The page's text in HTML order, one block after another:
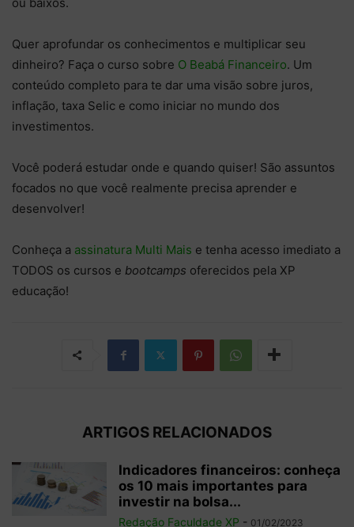
Quer aprofundar os conhecimentos e multiplicar seu
dinheiro? Faça o curso sobre O Beabá Financeiro. Um
conteúdo completo para te dar uma visão sobre juros,
inflação, taxa Selic e como iniciar no mundo dos
investimentos.
Você poderá estudar onde e quando quiser! São assuntos
focados no que você realmente precisa aprender e
desenvolver!
Conheça a assinatura Multi Mais e tenha acesso imediato a
TODOS os cursos e bootcamps oferecidos pela XP
educação!
ARTIGOS RELACIONADOS
Indicadores financeiros: conheça
os 10 mais importantes para
investir na bolsa...
Redação Faculdade XP - 01/02/2023